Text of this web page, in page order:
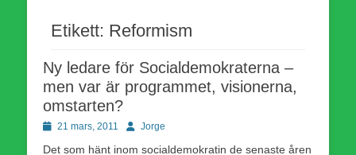
Etikett: Reformism
Ny ledare för Socialdemokraterna –
men var är programmet, visionerna,
omstarten?
Publicerad
21 mars, 2011 Författare
Jorge
Det som hänt inom socialdemokratin de senaste åren